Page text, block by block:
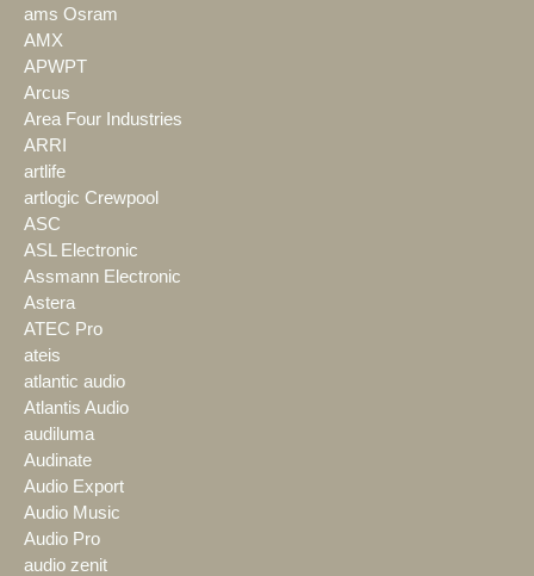
ams Osram
AMX
APWPT
Arcus
Area Four Industries
ARRI
artlife
artlogic Crewpool
ASC
ASL Electronic
Assmann Electronic
Astera
ATEC Pro
ateis
atlantic audio
Atlantis Audio
audiluma
Audinate
Audio Export
Audio Music
Audio Pro
audio zenit